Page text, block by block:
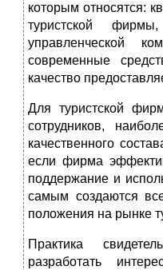
которым относятся:
туристской
управленческой
современные
качество
Для туристской
сотрудников,
качественного
если фирма
поддержание и
самым создаются
положения на рынке
Практика
разработать